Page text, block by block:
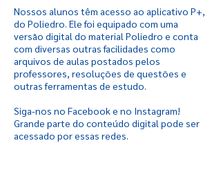
Nossos alunos têm acesso ao aplicativo P+,
do Poliedro. Ele foi equipado com uma
versão digital do material Poliedro e conta
com diversas outras facilidades como
arquivos de aulas postados pelos
professores, resoluções de questões e
outras ferramentas de estudo.
Siga-nos no Facebooke no Instagram!
Grande parte do conteúdo digital pode ser
acessado por essas redes.